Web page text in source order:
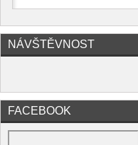
NÁVŠTĚVNOST
FACEBOOK